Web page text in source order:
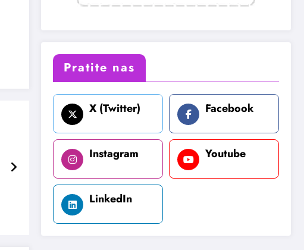
Pratite nas
X (Twitter) Facebook
Instagram Youtube
LinkedIn